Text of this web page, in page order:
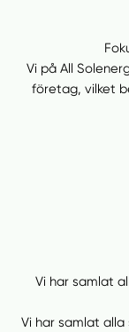
Vi på All
företag, vilket
Vi har samlat
Vi har samlat